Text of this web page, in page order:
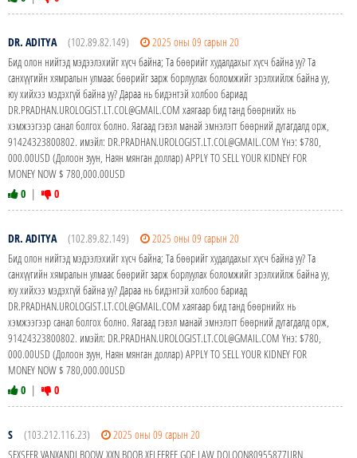
DR. ADITYA (102.89.82.149)
2025 оны 09 сарын 20
Бид олон нийтэд мэдээлэхийг хүсч байна; Та бөөрийг худалдахыг хүсч байна уу? Та
санхүүгийн хямралын улмаас бөөрийг зарж борлуулах боломжийг эрэлхийлж байна уу,
юу хийхээ мэдэхгүй байна уу? Дараа нь бидэнтэй холбоо бариад
DR.PRADHAN.UROLOGIST.LT.COL@GMAIL.COM хаягаар бид танд бөөрнийх нь
хэмжээгээр санал болгох болно. Яагаад гэвэл манай эмнэлэгт бөөрний дутагдалд орж,
91424323800802. имэйл: DR.PRADHAN.UROLOGIST.LT.COL@GMAIL.COM Yнэ: $780,
000.00USD (Долоон зуун, Наян мянган доллар) APPLY TO SELL YOUR KIDNEY FOR
MONEY NOW $ 780,000.00USD
0 | 0
DR. ADITYA (102.89.82.149)
2025 оны 09 сарын 20
Бид олон нийтэд мэдээлэхийг хүсч байна; Та бөөрийг худалдахыг хүсч байна уу? Та
санхүүгийн хямралын улмаас бөөрийг зарж борлуулах боломжийг эрэлхийлж байна уу,
юу хийхээ мэдэхгүй байна уу? Дараа нь бидэнтэй холбоо бариад
DR.PRADHAN.UROLOGIST.LT.COL@GMAIL.COM хаягаар бид танд бөөрнийх нь
хэмжээгээр санал болгох болно. Яагаад гэвэл манай эмнэлэгт бөөрний дутагдалд орж,
91424323800802. имэйл: DR.PRADHAN.UROLOGIST.LT.COL@GMAIL.COM Yнэ: $780,
000.00USD (Долоон зуун, Наян мянган доллар) APPLY TO SELL YOUR KIDNEY FOR
MONEY NOW $ 780,000.00USD
0 | 0
S (103.212.116.23)
2025 оны 09 сарын 20
SEXSEER VANXANDI BOOW XXN BOOB XELEEREE GOE LAW DOLOON80955877URN